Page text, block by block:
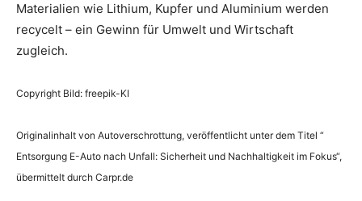
Materialien wie Lithium, Kupfer und Aluminium werden
recycelt – ein Gewinn für Umwelt und Wirtschaft
zugleich.
Copyright Bild: freepik-KI
Originalinhalt von Autoverschrottung, veröffentlicht unter dem Titel “
Entsorgung E-Auto nach Unfall: Sicherheit und Nachhaltigkeit im Fokus“,
übermittelt durch Carpr.de